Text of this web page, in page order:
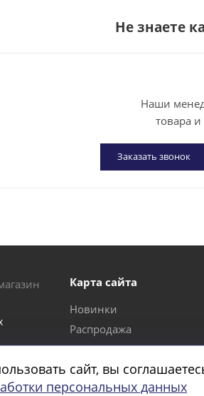
Не знаете
Наши
товара
Заказать звонок
1C-
Карта сайта
Новинки
Распродажа
Акции
Бренды
О компании
сайт, вы
персональных данных